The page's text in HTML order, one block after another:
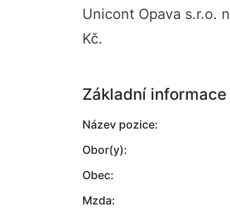
Unicont Opava s.r.o.
Kč.
Základní
Název pozice:
Obor(y):
Obec:
Mzda: